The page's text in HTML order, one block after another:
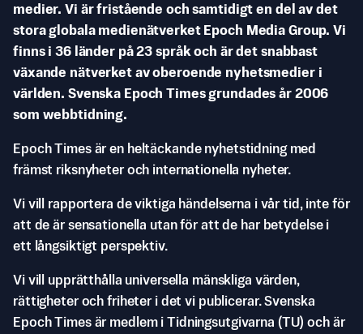
medier. Vi är fristående och samtidigt en del av det
stora globala medienätverket Epoch Media Group. Vi
finns i 36 länder på 23 språk och är det snabbast
växande nätverket av oberoende nyhetsmedier i
världen. Svenska Epoch Times grundades år 2006
som webbtidning.
Epoch Times är en heltäckande nyhetstidning med
främst riksnyheter och internationella nyheter.
Vi vill rapportera de viktiga händelserna i vår tid, inte för
att de är sensationella utan för att de har betydelse i
ett långsiktigt perspektiv.
Vi vill upprätthålla universella mänskliga värden,
rättigheter och friheter i det vi publicerar. Svenska
Epoch Times är medlem i Tidningsutgivarna (TU) och är